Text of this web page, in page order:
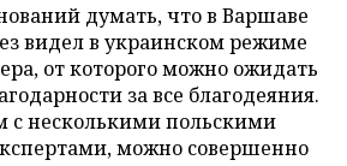
думать, что в Варшаве
видел в украинском режиме
от которого можно ожидать
за все благодеяния.
с несколькими польскими
можно совершенно